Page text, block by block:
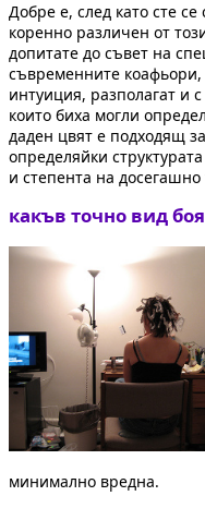
Добре е, след като сте
коренно различен от
допитате до съвет на
съвременните коафьори,
интуиция, разполагат и
които биха могли
даден цвят е подходящ
определяйки
и степента на
какъв точно вид
минимално вредна.